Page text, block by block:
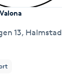
13, Halmstad